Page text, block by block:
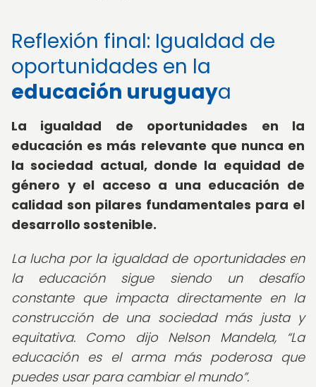
Reflexión final: Igualdad de
oportunidades en la
educación uruguaya
La igualdad de oportunidades en la
educación es más relevante que nunca en
la sociedad actual, donde la equidad de
género y el acceso a una educación de
calidad son pilares fundamentales para el
desarrollo sostenible.
La lucha por la igualdad de oportunidades en
la educación sigue siendo un desafío
constante que impacta directamente en la
construcción de una sociedad más justa y
equitativa. Como dijo Nelson Mandela,
La
educación es el arma más poderosa que
puedes usar para cambiar el mundo .